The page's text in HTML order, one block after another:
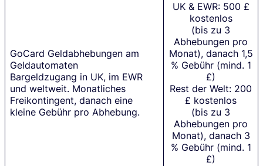
GoCard Geldabhebungen am
Geldautomaten
Bargeldzugang in UK, im EWR
und weltweit. Monatliches
Freikontingent, danach eine
kleine Gebühr pro Abhebung.
UK & EWR: 500 £
kostenlos
(bis zu 3
Abhebungen pro
Monat), danach 1,5
% Gebühr (mind. 1
£)
Rest der Welt: 200
£ kostenlos
(bis zu 3
Abhebungen pro
Monat), danach 3
% Gebühr (mind. 1
£)